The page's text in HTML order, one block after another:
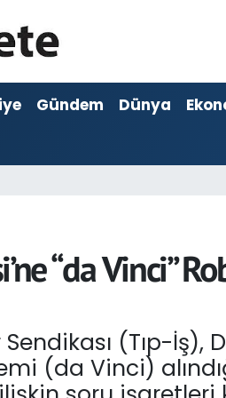
Gündem Dünya
“da Vinci”
Sendikası (Tıp-
(da Vinci)